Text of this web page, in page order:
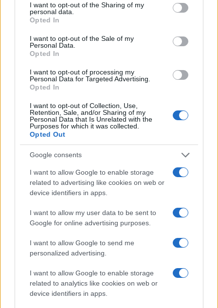
not limited to your visit or usage behaviour. You may click to
grant or deny consent to Google and its third-party tags to
use your data for below specified purposes in below Google
consent section.
I want to opt-out of the Sharing of my
personal data.
Opted In
I want to opt-out of the Sale of my
Personal Data.
Opted In
I want to opt-out of processing my
Personal Data for Targeted Advertising.
Opted In
I want to opt-out of Collection, Use,
Retention, Sale, and/or Sharing of my
Personal Data that Is Unrelated with the
Purposes for which it was collected.
Opted Out
Google consents
I want to allow Google to enable storage
related to advertising like cookies on web or
device identifiers in apps.
I want to allow my user data to be sent to
Google for online advertising purposes.
I want to allow Google to send me
personalized advertising.
I want to allow Google to enable storage
related to analytics like cookies on web or
device identifiers in apps.
Come la percezione del futuro influenza la scelta di avere figli:
Francesca Spadaro · 7 Ago 2026
INVESTIMENTI
mercati
Edoardo Marchesi · 7 Ago 2026